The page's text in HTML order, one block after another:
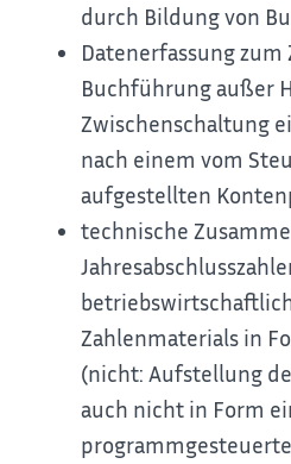
durch Bildung von
Datenerfassung zum
Buchführung außer
Zwischenschaltung
nach einem vom
aufgestellten
technische
Zahlenmaterials in
(nicht: Aufstellung
auch nicht in Form